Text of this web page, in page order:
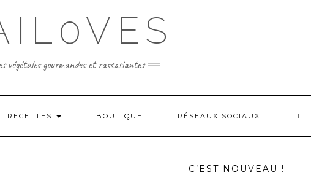
végétales gourmandes et rassasiantes
RECETTES BOUTIQUE RÉSEAUX SOCIAUX
C’EST NOUVEAU !